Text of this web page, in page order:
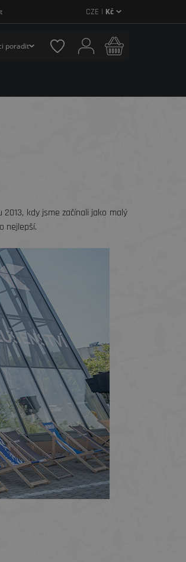
CZE | Kč
poradit
kdy jsme začínali jako malý
nejlepší.